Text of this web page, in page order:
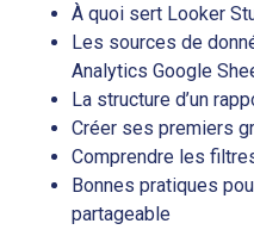
À quoi sert Looker
Les sources de
Analytics Google
La structure d’un
Créer ses premiers
Comprendre les
Bonnes pratiques
partageable